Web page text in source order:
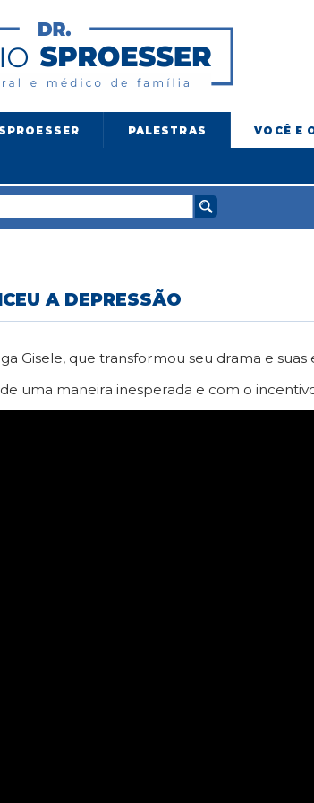
PALESTRAS VOCÊ E
A DEPRESSÃO
Gisele, que transformou seu drama e
uma maneira inesperada e com o